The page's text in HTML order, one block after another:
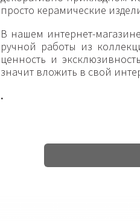
просто керамические
В нашем интернет-
ручной работы из
ценность и
значит вложить в свой
.